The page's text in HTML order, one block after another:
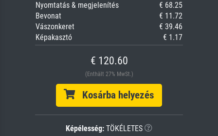
Nyomtatás & megjelenítés
€ 68.25
Bevonat
€ 11.72
Vászonkeret
€ 39.46
Képakasztó
€ 1.17
€ 120.60
(Enthält 27% MwSt.)
Kosárba helyezés
Képélesség: TÖKÉLETES